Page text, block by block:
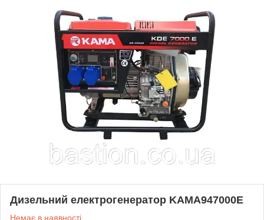
Дизельний електрогенератор KAMA947000E
Немає в наявності